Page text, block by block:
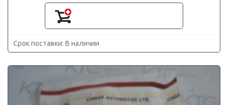
Срок поставки: В наличии